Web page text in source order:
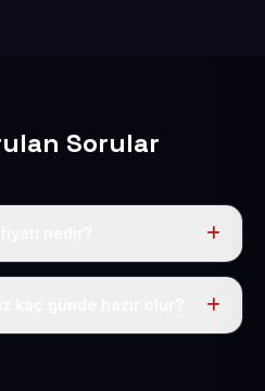
Sorular
USD + KDV. Bu bedele alan